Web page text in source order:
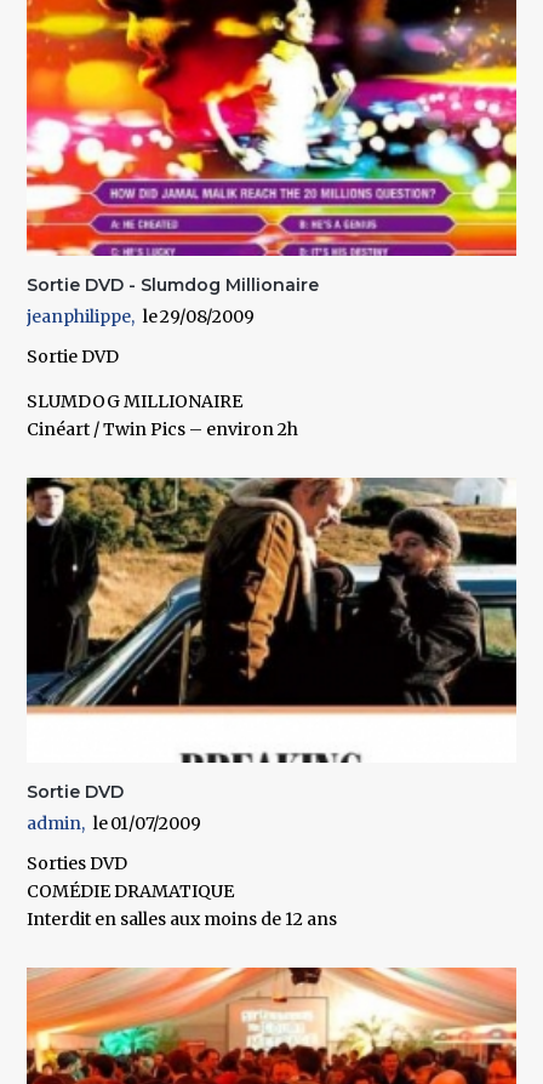
Sortie DVD - Slumdog Millionaire
jeanphilippe
29/08/2009
Sortie DVD
SLUMDOG MILLIONAIRE
Cinéart / Twin Pics – environ 2h
Sortie DVD
admin
01/07/2009
Sorties DVD
COMÉDIE DRAMATIQUE
Interdit en salles aux moins de 12 ans